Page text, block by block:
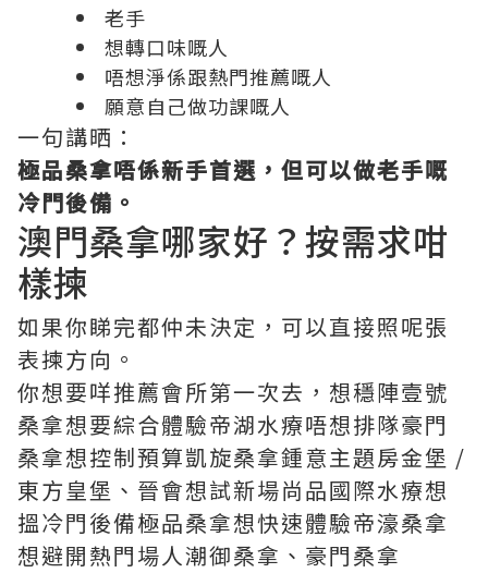
老手
想轉口味嘅人
唔想淨係跟熱門推薦嘅人
願意自己做功課嘅人
一句講晒：
極品桑拿唔係新手首選，但可以做老手嘅
冷門後備。
澳門桑拿哪家好？按需求咁
樣揀
如果你睇完都仲未決定，可以直接照呢張
表揀方向。
你想要咩推薦會所第一次去，想穩陣壹號
桑拿想要綜合體驗帝湖水療唔想排隊豪門
桑拿想控制預算凱旋桑拿鍾意主題房金堡 /
東方皇堡、晉會想試新場尚品國際水療想
搵冷門後備極品桑拿想快速體驗帝濠桑拿
想避開熱門場人潮御桑拿、豪門桑拿